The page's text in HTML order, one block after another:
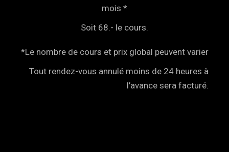
mois *
Soit 68.- le cours.
*Le nombre de cours et prix global peuvent varier
Tout rendez-vous annulé moins de 24 heures à
l’avance sera facturé.